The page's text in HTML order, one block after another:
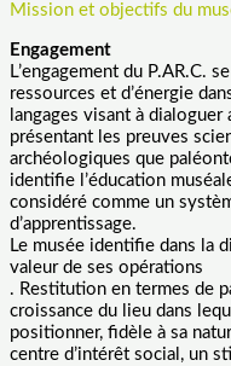
Mission et objectifs du
Engagement
L’engagement du P.AR.C.
ressources et d’énergie
langages visant à
présentant les preuves
archéologiques que
identifie l’éducation
considéré comme un
d’apprentissage.
Le musée identifie dans la
valeur de ses opérations
. Restitution en termes de
croissance du lieu dans
positionner, fidèle à sa
centre d’intérêt social, un